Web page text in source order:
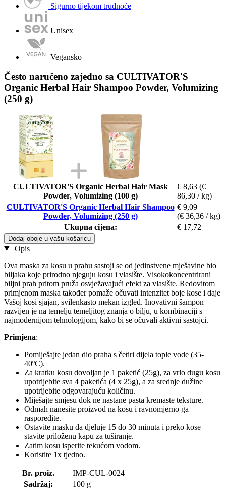
Sigurno tijekom trudnoće
Unisex
Vegansko
Često naručeno zajedno sa CULTIVATOR'S
Organic Herbal Hair Shampoo Powder, Volumizing
(250 g)
CULTIVATOR'S Organic Herbal Hair Mask
Powder, Volumizing (100 g)
€ 8,63 (€
86,30 / kg)
CULTIVATOR'S Organic Herbal Hair Shampoo
Powder, Volumizing (250 g)
€ 9,09
(€ 36,36 / kg)
Ukupna cijena:
€ 17,72
Dodaj oboje u vašu košaricu
Opis
Ova maska za kosu u prahu sastoji se od jedinstvene mješavine bio
biljaka koje prirodno njeguju kosu i vlasište. Visokokoncentrirani
biljni prah pritom pruža osvježavajući efekt za vlasište. Redovitom
primjenom maska također pomaže očuvati intenzitet boje kose i daje
Vašoj kosi sjajan, svilenkasto mekan izgled. Inovativni šampon
razvijen je na temelju temeljitog znanja o bilju, u kombinaciji s
najmodernijom tehnologijom, kako bi se očuvali aktivni sastojci.
Primjena:
Pomiješajte jedan dio praha s četiri dijela tople vode (35-
40ºC).
Za kratku kosu dovoljan je 1 paketić (25g), za vrlo dugu kosu
upotrijebite sva 4 paketića (4 x 25g), a za srednje dužine
upotrijebite odgovarajuću količinu.
Miješajte smjesu dok ne nastane pasta kremaste teksture.
Odmah nanesite proizvod na kosu i ravnomjerno ga
rasporedite.
Ostavite masku da djeluje 15 do 30 minuta i preko kose
stavite priloženu kapu za tuširanje.
Zatim kosu isperite tekućom vodom.
Koristite 1x tjedno.
Br. proiz.
IMP-CUL-0024
Sadržaj:
100 g